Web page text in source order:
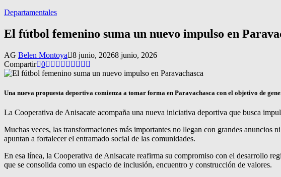
Departamentales
El fútbol femenino suma un nuevo impulso en
AG Belen Montoya 8 junio, 20268 junio, 2026
Compartir 0
Una nueva propuesta deportiva comienza a tomar forma en Paravachasca con el objetivo de
La Cooperativa de Anisacate acompaña una nueva iniciativa deportiva que busca
Muchas veces, las transformaciones más importantes no llegan con grandes anuncios
apuntan a fortalecer el entramado social de las comunidades.
En esa línea, la Cooperativa de Anisacate reafirma su compromiso con el desarrollo
que se consolida como un espacio de inclusión, encuentro y construcción de valores.